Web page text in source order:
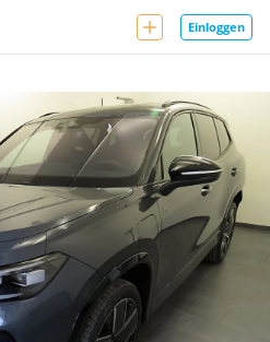
Einloggen